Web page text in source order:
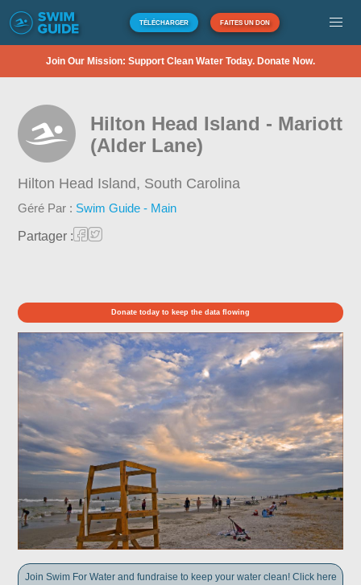
TÉLÉCHARGER FAITES UN DON
Join Our Mission: Support Clean Water Today. Donate Now.
Hilton Head Island - Mariott
(Alder Lane)
Hilton Head Island, South Carolina
Géré Par : Swim Guide - Main
Partager :
Donate today to keep the data flowing
Join Swim For Water and fundraise to keep your water clean! Click here